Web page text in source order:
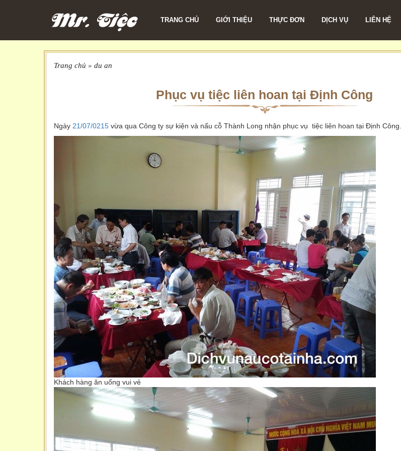
TRANG CHỦ GIỚI THIỆU THỰC ĐƠN DỊCH VỤ LIÊN HỆ
Trang chủ » du an
Phục vụ tiệc liên hoan tại Định Công
Ngày 21/07/0215 vừa qua Công ty sự kiện và nấu cỗ Thành Long nhận phục vụ tiệc liên hoan tại Định Công.
Khách hàng ăn uống vui vẻ